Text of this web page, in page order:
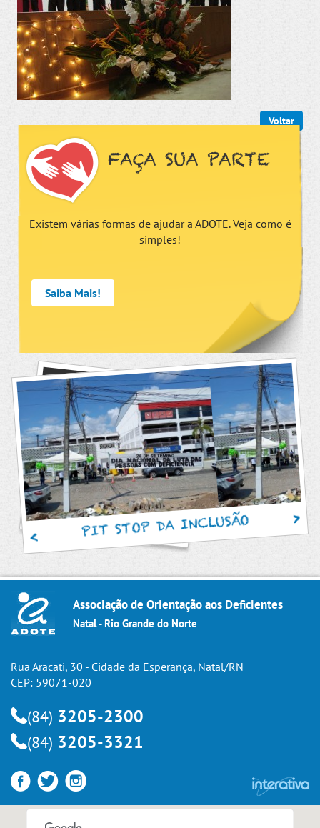
Voltar
FAÇA SUA PARTE
Existem várias formas de ajudar a ADOTE. Veja como é
simples!
Saiba Mais!
PIT STOP DA INCLUSÃO
Associação de Orientação aos Deficientes
Natal - Rio Grande do Norte
Rua Aracati, 30 - Cidade da Esperança, Natal/RN
CEP: 59071-020
(84) 3205-2300
(84) 3205-3321